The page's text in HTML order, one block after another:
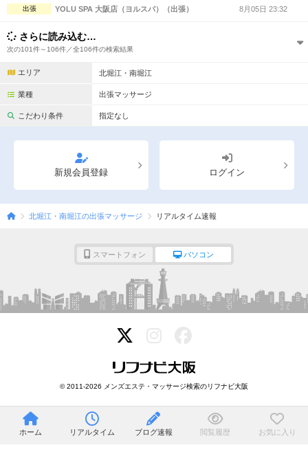
あなたの常識を超える、 「五感ブチヌクとびきり体験」を提供いたします。 お客
様に、選ばれる、愛される、ハマってしまう、 そんな” エリアNo.1 ” メンズエステ
出張 YOLU SPA 大阪店（ヨルスパ）（出張） 8月05日 23:32
さらに読み込む…
次の101件～106件／全106件の検索結果
エリア 北堀江・南堀江
業種 出張マッサージ
こだわり条件 指定なし
新規会員登録 ログイン
北堀江・南堀江の出張マッサージ リアルタイム速報
スマートフォン パソコン
© 2011-2026 メンズエステ・マッサージ検索のリフナビ大阪
ホーム リアルタイム ブログ速報 閲覧履歴 お気に入り